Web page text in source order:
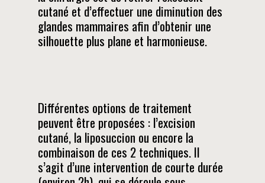
cutané et d’effectuer une diminution des
glandes mammaires afin d’obtenir une
silhouette plus plane et harmonieuse.
Différentes options de traitement
peuvent être proposées : l’excision
cutané, la liposuccion ou encore la
combinaison de ces 2 techniques. Il
s’agit d’une intervention de courte durée